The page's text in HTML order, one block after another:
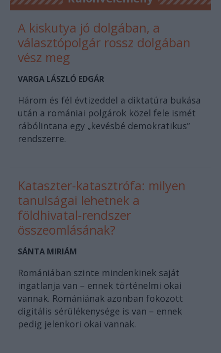
A kiskutya jó dolgában, a
választópolgár rossz dolgában
vész meg
VARGA LÁSZLÓ EDGÁR
Három és fél évtizeddel a diktatúra bukása
után a romániai polgárok közel fele ismét
rábólintana egy „kevésbé demokratikus”
rendszerre.
Kataszter-katasztrófa: milyen
tanulságai lehetnek a
földhivatal-rendszer
összeomlásának?
SÁNTA MIRIÁM
Romániában szinte mindenkinek saját
ingatlanja van – ennek történelmi okai
vannak. Romániának azonban fokozott
digitális sérülékenysége is van – ennek
pedig jelenkori okai vannak.